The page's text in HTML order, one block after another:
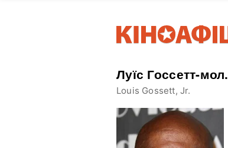
Луїс Госсетт-мол.
Louis Gossett, Jr.